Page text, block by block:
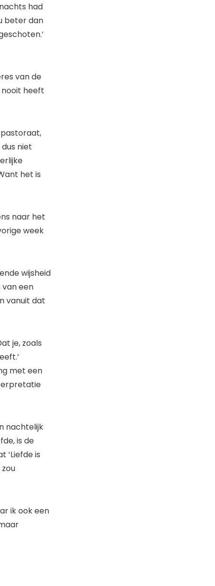
had
beter dan
van de
nooit heeft
pastoraat,
niet
het is
naar het
week
wijsheid
een
vanuit dat
je, zoals
met een
nachtelijk
is de
‘Liefde is
ik ook een